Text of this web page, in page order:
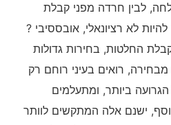
לבין חרדה מפני קבלת
לא רציונאלי, אובססיבי ?
החלטות, בחירות גדולות
רואים בעיני רוחם רק
ביותר, ומתעלמים
ישנם אלה המתקשים לוותר